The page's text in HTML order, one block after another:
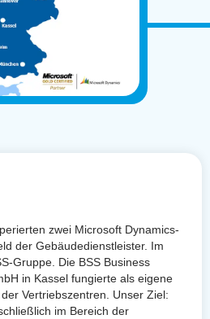
zwei Microsoft Dynamics-
der Gebäudedienstleister. Im
Gruppe. Die BSS Business
in Kassel fungierte als eigene
Vertriebszentren. Unser Ziel:
im Bereich der